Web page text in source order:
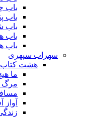
باب
باب
باب
باب
باب
سهراب سپهری
هشت کتاب
ما
مرگ
آواز